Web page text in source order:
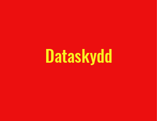
Dataskydd